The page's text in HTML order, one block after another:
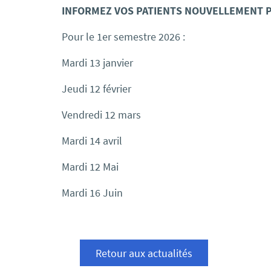
INFORMEZ VOS PATIENTS NOUVELLEMENT
Pour le 1er semestre 2026 :
Mardi 13 janvier
Jeudi 12 février
Vendredi 12 mars
Mardi 14 avril
Mardi 12 Mai
Mardi 16 Juin
Retour aux actualités